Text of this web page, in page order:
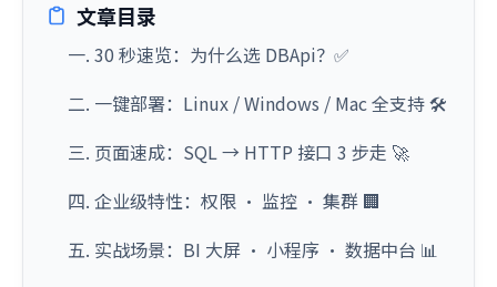
文章目录
一. 30 秒速览：为什么选 DBApi？✅
二. 一键部署：Linux / Windows / Mac 全支持 🛠️
三. 页面速成：SQL → HTTP 接口 3 步走 🚀
四. 企业级特性：权限 · 监控 · 集群 🏢
五. 实战场景：BI 大屏 · 小程序 · 数据中台 📊